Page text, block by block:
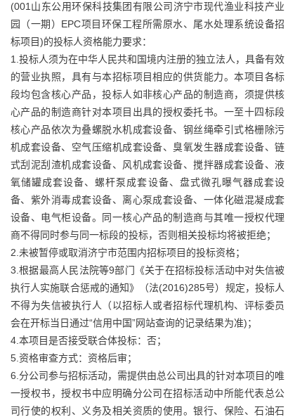
(001山东公用环保科技集团有限公司济宁市现代渔业科技产业
园（一期）EPC项目环保工程所需原水、尾水处理系统设备招
标项目)的投标人资格能力要求：
1.投标人须为在中华人民共和国境内注册的独立法人，具备有效
的营业执照，具有与本招标项目相应的供货能力。本项目各标
段均包含核心产品，投标人如非核心产品的制造商，须提供核
心产品的制造商针对本项目出具的授权委托书。一至十四标段
核心产品依次为叠螺脱水机成套设备、钢丝绳牵引式格栅除污
机成套设备、空气压缩机成套设备、臭氧发生器成套设备、链
式刮泥刮渣机成套设备、风机成套设备、搅拌器成套设备、液
氧储罐成套设备、螺杆泵成套设备、盘式微孔曝气器成套设
备、紫外消毒成套设备、离心泵成套设备、一体化磁混凝成套
设备、电气柜设备。同一核心产品的制造商与其唯一授权代理
商不得同时参与同一标段的投标，否则相关投标均将被拒绝；
2.未被暂停或取消济宁市范围内招标项目的投标资格；
3.根据最高人民法院等9部门《关于在招标投标活动中对失信被
执行人实施联合惩戒的通知》（法(2016)285号）规定，投标人
不得为失信被执行人（以招标人或者招标代理机构、评标委员
会在开标当日通过“信用中国”网站查询的记录结果为准)；
4.本项目是否接受联合体投标：否；
5.资格审查方式：资格后审；
6.分公司参与招标活动，需提供由总公司出具的针对本项目的唯
一授权书，授权书中应明确分公司在招标活动中所能代表总公
司行使的权利、义务及相关资质的使用。银行、保险、石油石